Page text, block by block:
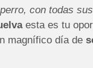
con todas
esta es tu
magnífico día de